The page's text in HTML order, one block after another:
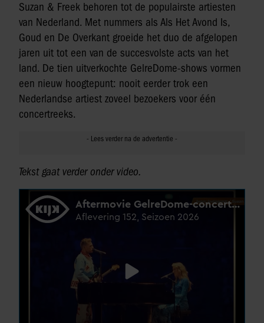
Suzan & Freek behoren tot de populairste artiesten
van Nederland. Met nummers als Als Het Avond Is,
Goud en De Overkant groeide het duo de afgelopen
jaren uit tot een van de succesvolste acts van het
land. De tien uitverkochte GelreDome-shows vormen
een nieuw hoogtepunt: nooit eerder trok een
Nederlandse artiest zoveel bezoekers voor één
concertreeks.
Tekst gaat verder onder video.